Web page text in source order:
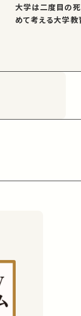
大学は二度目の
めて考える大学